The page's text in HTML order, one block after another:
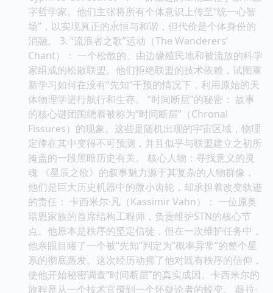
字哲学家。他们主张将所有个体意识上传至“统一心智
场”，以实现真正的永恒与和谐，但代价是个体身份的
消融。 3. “流浪者之歌”运动（The Wanderers’
Chant）： 一个松散的、由边缘殖民地和被流放的科学
家组成的松散联盟。他们拒绝联盟的技术依赖，试图重
新学习如何在没有“先知”干预的情况下，利用原始的天
体物理学进行航行和生存。 “时间断层”的秘密： 故事
的核心谜团围绕着被称为“时间断层”（Chronal
Fissures）的现象。这些是随机出现的宇宙区域，物理
定律在其中变得不可预测，并且似乎与联盟建立之初所
掩盖的一段黑暗历史有关。 核心人物：寻找意义的灵
魂 《星辰之歌》的叙事魅力源于其复杂的人物群像，
他们是巨大历史机器中的微小齿轮，却承担着改变轨迹
的责任： 卡西米尔·凡（Kassimir Vahn）： 一位原奥
瑞恩家族的首席结构工程师，负责维护STN的核心节
点。他原本是秩序的坚定信徒，但在一次维护任务中，
他亲眼目睹了一个被“先知”判定为“概率异常”的整个星
系的彻底蒸发。这次经历动摇了他对既有秩序的信仰，
使他开始秘密调查“时间断层”的真实成因。卡西米尔的
旅程是从一个技术官僚到一个怀疑论者的蜕变。 薇拉·